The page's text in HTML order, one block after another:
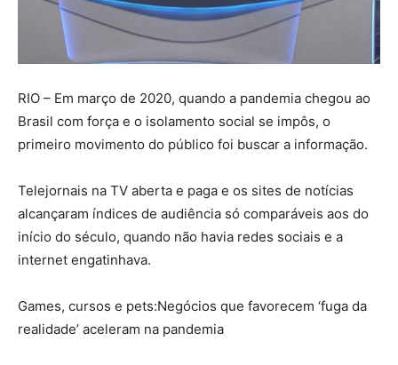
RIO – Em março de 2020, quando a pandemia chegou ao
Brasil com força e o isolamento social se impôs, o
primeiro movimento do público foi buscar a informação.
Telejornais na TV aberta e paga e os sites de notícias
alcançaram índices de audiência só comparáveis aos do
início do século, quando não havia redes sociais e a
internet engatinhava.
Games, cursos e pets:Negócios que favorecem ‘fuga da
realidade’ aceleram na pandemia